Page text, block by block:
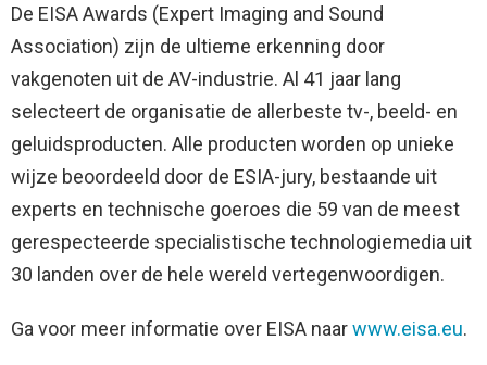
De EISA Awards (Expert Imaging and Sound
Association) zijn de ultieme erkenning door
vakgenoten uit de AV-industrie. Al 41 jaar lang
selecteert de organisatie de allerbeste tv-, beeld- en
geluidsproducten. Alle producten worden op unieke
wijze beoordeeld door de ESIA-jury, bestaande uit
experts en technische goeroes die 59 van de meest
gerespecteerde specialistische technologiemedia uit
30 landen over de hele wereld vertegenwoordigen.
Ga voor meer informatie over EISA naarwww.eisa.eu.